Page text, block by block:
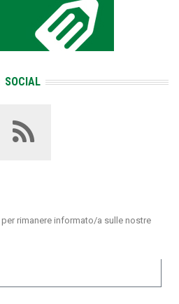
SOCIAL
rimanere informato/a sulle nostre